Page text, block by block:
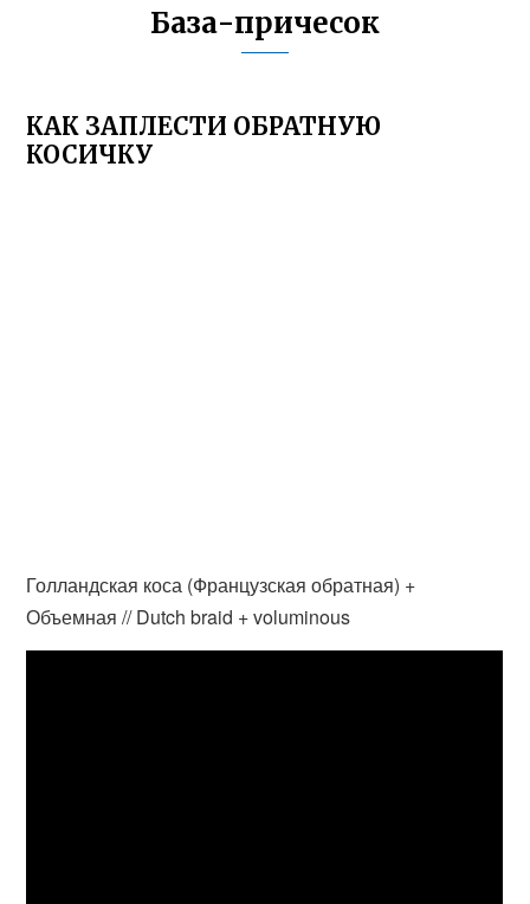
База-причесок
КАК ЗАПЛЕСТИ ОБРАТНУЮ
КОСИЧКУ
Голландская коса (Французская обратная) +
Объемная // Dutch braid + voluminous